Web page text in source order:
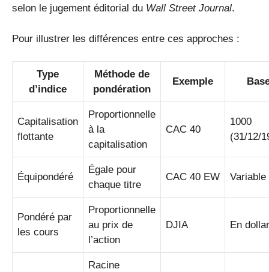
selon le jugement éditorial du Wall Street Journal.
Pour illustrer les différences entre ces approches :
Type
d’indice
Méthode de
pondération
Exemple
Capitalisation
flottante
Proportionnelle
à la
capitalisation
CAC 40
1000
(31/12/
Équipondéré
Égale pour
chaque titre
CAC 40 EW Variable
Pondéré par
les cours
Proportionnelle
au prix de
l’action
DJIA En
Racine